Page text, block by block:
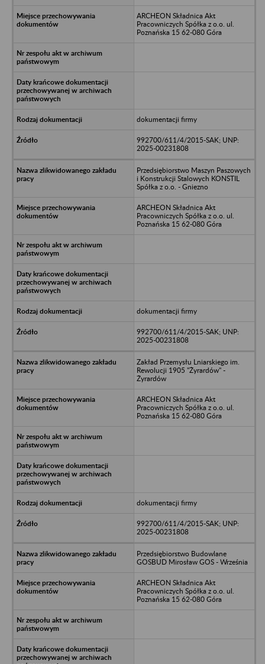
ARCHEON Składnica Akt
Pracowniczych Spółka z o.o. ul.
Poznańska 15 62-080 Góra
dokumentacji firmy
992700/611/4/2015-SAK; UNP:
2025-00231808
Przedsiębiorstwo Maszyn Paszowych
i Konstrukcji Stalowych KONSTIL
Spółka z o.o. - Gniezno
ARCHEON Składnica Akt
Pracowniczych Spółka z o.o. ul.
Poznańska 15 62-080 Góra
dokumentacji firmy
992700/611/4/2015-SAK; UNP:
2025-00231808
Zakład Przemysłu Lniarskiego im.
Rewolucji 1905 "Żyrardów" -
Żyrardów
ARCHEON Składnica Akt
Pracowniczych Spółka z o.o. ul.
Poznańska 15 62-080 Góra
dokumentacji firmy
992700/611/4/2015-SAK; UNP:
2025-00231808
Przedsiębiorstwo Budowlane
GOSBUD Mirosław GOS - Września
ARCHEON Składnica Akt
Pracowniczych Spółka z o.o. ul.
Poznańska 15 62-080 Góra